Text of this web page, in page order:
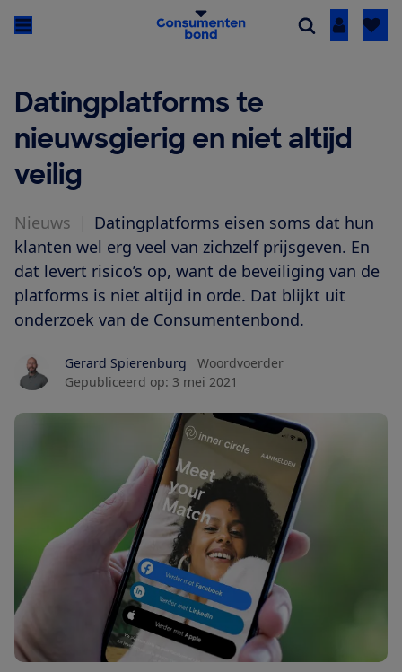
Inloggen
Datingplatforms te
nieuwsgierig en niet altijd
veilig
Nieuws
Datingplatforms eisen soms dat hun
klanten wel erg veel van zichzelf prijsgeven. En
dat levert risico’s op, want de beveiliging van de
platforms is niet altijd in orde. Dat blijkt uit
onderzoek van de Consumentenbond.
Gerard Spierenburg
Woordvoerder
Gepubliceerd op: 3 mei 2021